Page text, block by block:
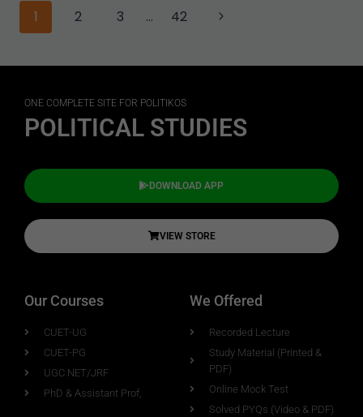
1 2 3 … 42
ONE COMPLETE SITE FOR POLITIKOS
POLITICAL STUDIES
DOWNLOAD APP
VIEW STORE
Our Courses
CUET-UG
CUET-PG
UGC NET/JRF
PhD & Assistant Prof,
We Offered
Recorded Lecture
Study Material (Printed &
PDF)
Online Mock Test
Solved PYQs (Video & PDF)